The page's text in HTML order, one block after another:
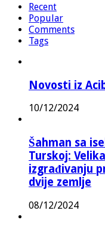
Recent
Popular
Comments
Tags
Novosti iz
10/12/2024
Šahman sa
Turskoj:
izgrađivanju
dvije zemlje
08/12/2024